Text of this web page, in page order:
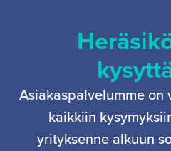
Asiakaspalvelumme on
kaikkiin
yrityksenne alkuun